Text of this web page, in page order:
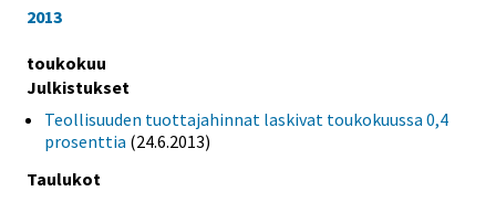
2013
toukokuu
Julkistukset
Teollisuuden tuottajahinnat laskivat toukokuussa 0,4
prosenttia (24.6.2013)
Taulukot